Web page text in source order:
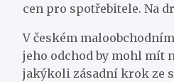
cen pro spotřebitele. Na
V českém
jeho odchod by mohl mít
jakýkoli zásadní krok ze